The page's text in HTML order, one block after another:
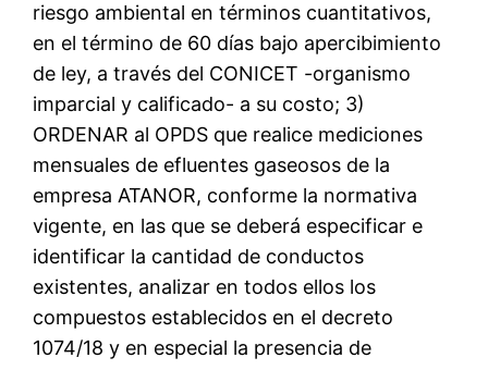
riesgo ambiental en términos cuantitativos,
en el término de 60 días bajo apercibimiento
de ley, a través del CONICET -organismo
imparcial y calificado- a su costo; 3)
ORDENAR al OPDS que realice mediciones
mensuales de efluentes gaseosos de la
empresa ATANOR, conforme la normativa
vigente, en las que se deberá especificar e
identificar la cantidad de conductos
existentes, analizar en todos ellos los
compuestos establecidos en el decreto
1074/18 y en especial la presencia de